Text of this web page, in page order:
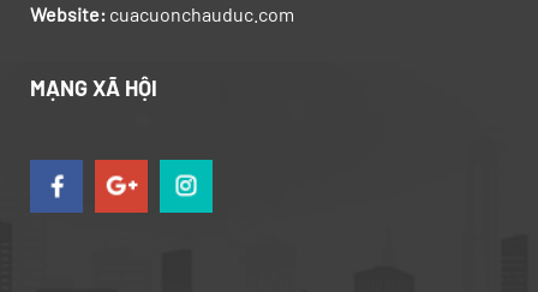
Website: cuacuonchauduc.com
MẠNG XÃ HỘI